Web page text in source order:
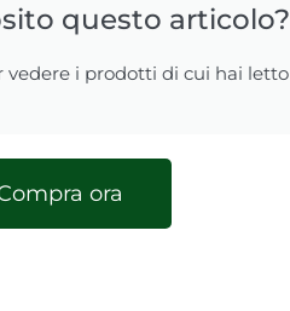
questo articolo?
vedere i prodotti di cui hai letto
ora